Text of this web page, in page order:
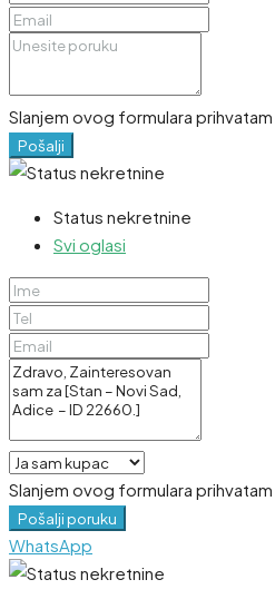
Slanjem ovog formulara prihvatam
Pošalji
Status nekretnine
Svi oglasi
Slanjem ovog formulara prihvatam
Pošalji poruku
WhatsApp